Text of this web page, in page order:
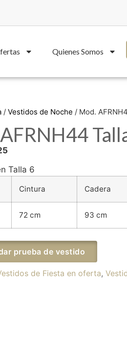
Quienes Somos
/ Vestidos de Noche / Mod.
Talla 6
Cintura Cadera
72 cm 93 cm
prueba de vestido
de Fiesta en oferta,